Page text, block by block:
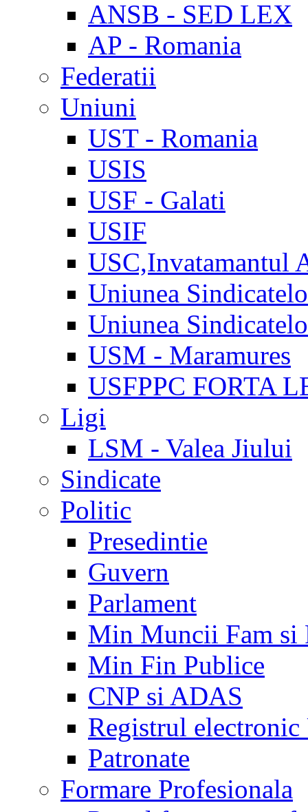
ANSB - SED LEX
AP - Romania
Federatii
Uniuni
UST - Romania
USIS
USF - Galati
USIF
USC,Invatamantul
Uniunea
Uniunea
USM - Maramures
USFPPC FORTA
Ligi
LSM - Valea Jiului
Sindicate
Politic
Presedintie
Guvern
Parlament
Min Muncii Fam si
Min Fin Publice
CNP si ADAS
Registrul electronic
Patronate
Formare Profesionala